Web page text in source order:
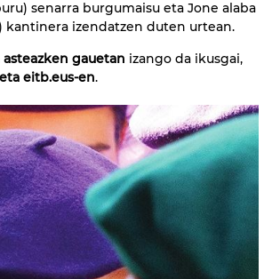
senarra burgumaisu eta Jone alaba
kantinera izendatzen duten urtean.
asteazken gauetan izango da ikusgai,
eitb.eus-en.